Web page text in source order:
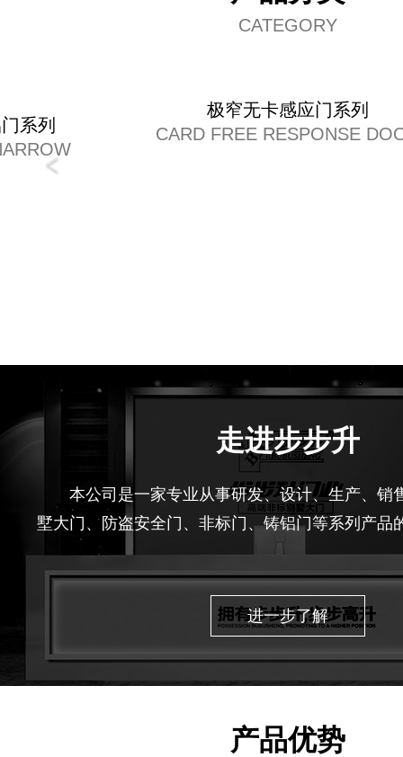
CATEGORY
极窄无卡感应门系列
CARD FREE RESPONSE
系列
走进步步升
本公司是一家专业从事研发、设计、生产、销
墅大门、防盗安全门、非标门、铸铝门等系列产品
业拥有现代化的标准厂房，先进的技术中心和一批
的制造设计人员，经过全体员工多年努力，其产品
准合格产品”等多项殊荣。
进一步了解
产品优势